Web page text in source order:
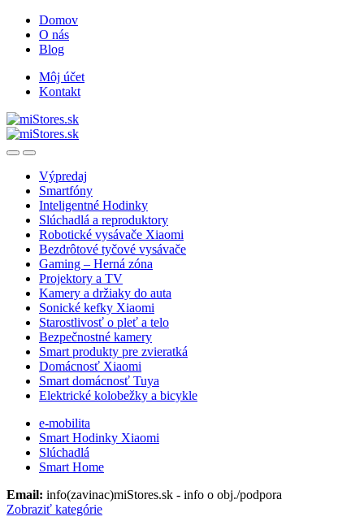
Skip
navigation
Skip
content
Domov
O nás
Blog
Môj účet
Kontakt
OpenClose
Výpredaj
Smartfóny
Inteligentné Hodinky
Slúchadlá a reproduktory
Robotické vysávače Xiaomi
Bezdrôtové tyčové vysávače
Gaming – Herná zóna
Projektory a TV
Kamery a držiaky do auta
Sonické kefky Xiaomi
Starostlivosť o pleť a telo
Bezpečnostné kamery
Smart produkty pre zvieratká
Domácnosť Xiaomi
Smart domácnosť Tuya
Elektrické kolobežky a bicykle
e-mobilita
Smart Hodinky Xiaomi
Slúchadlá
Smart Home
Email: info(zavinac)miStores.sk - info o obj./podpora
Zobraziť kategórie